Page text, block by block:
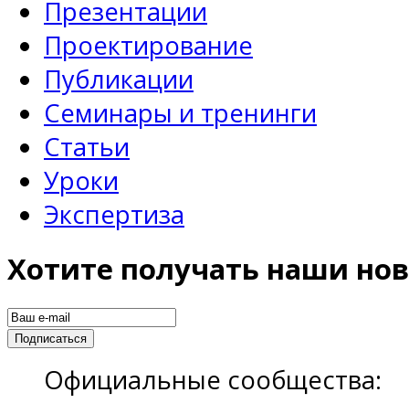
Презентации
Проектирование
Публикации
Семинары и тренинги
Статьи
Уроки
Экспертиза
Хотите получать наши
Официальные сообщества: